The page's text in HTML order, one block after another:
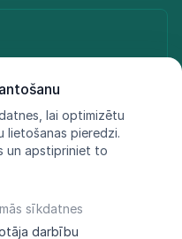
lai optimizētu
lietošanas pieredzi.
un apstipriniet to
sīkdatnes
darbību
SPECIES īstenotāju